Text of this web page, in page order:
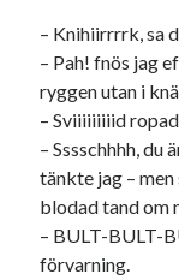
Kategorier
Etiketter
– Knihiirrrrk, sa
– Pah! fnös jag
ryggen utan i
– Sviiiiiiiiid
– Sssschhhh,
tänkte jag –
blodad tand om
– BULT-BULT-
förvarning.